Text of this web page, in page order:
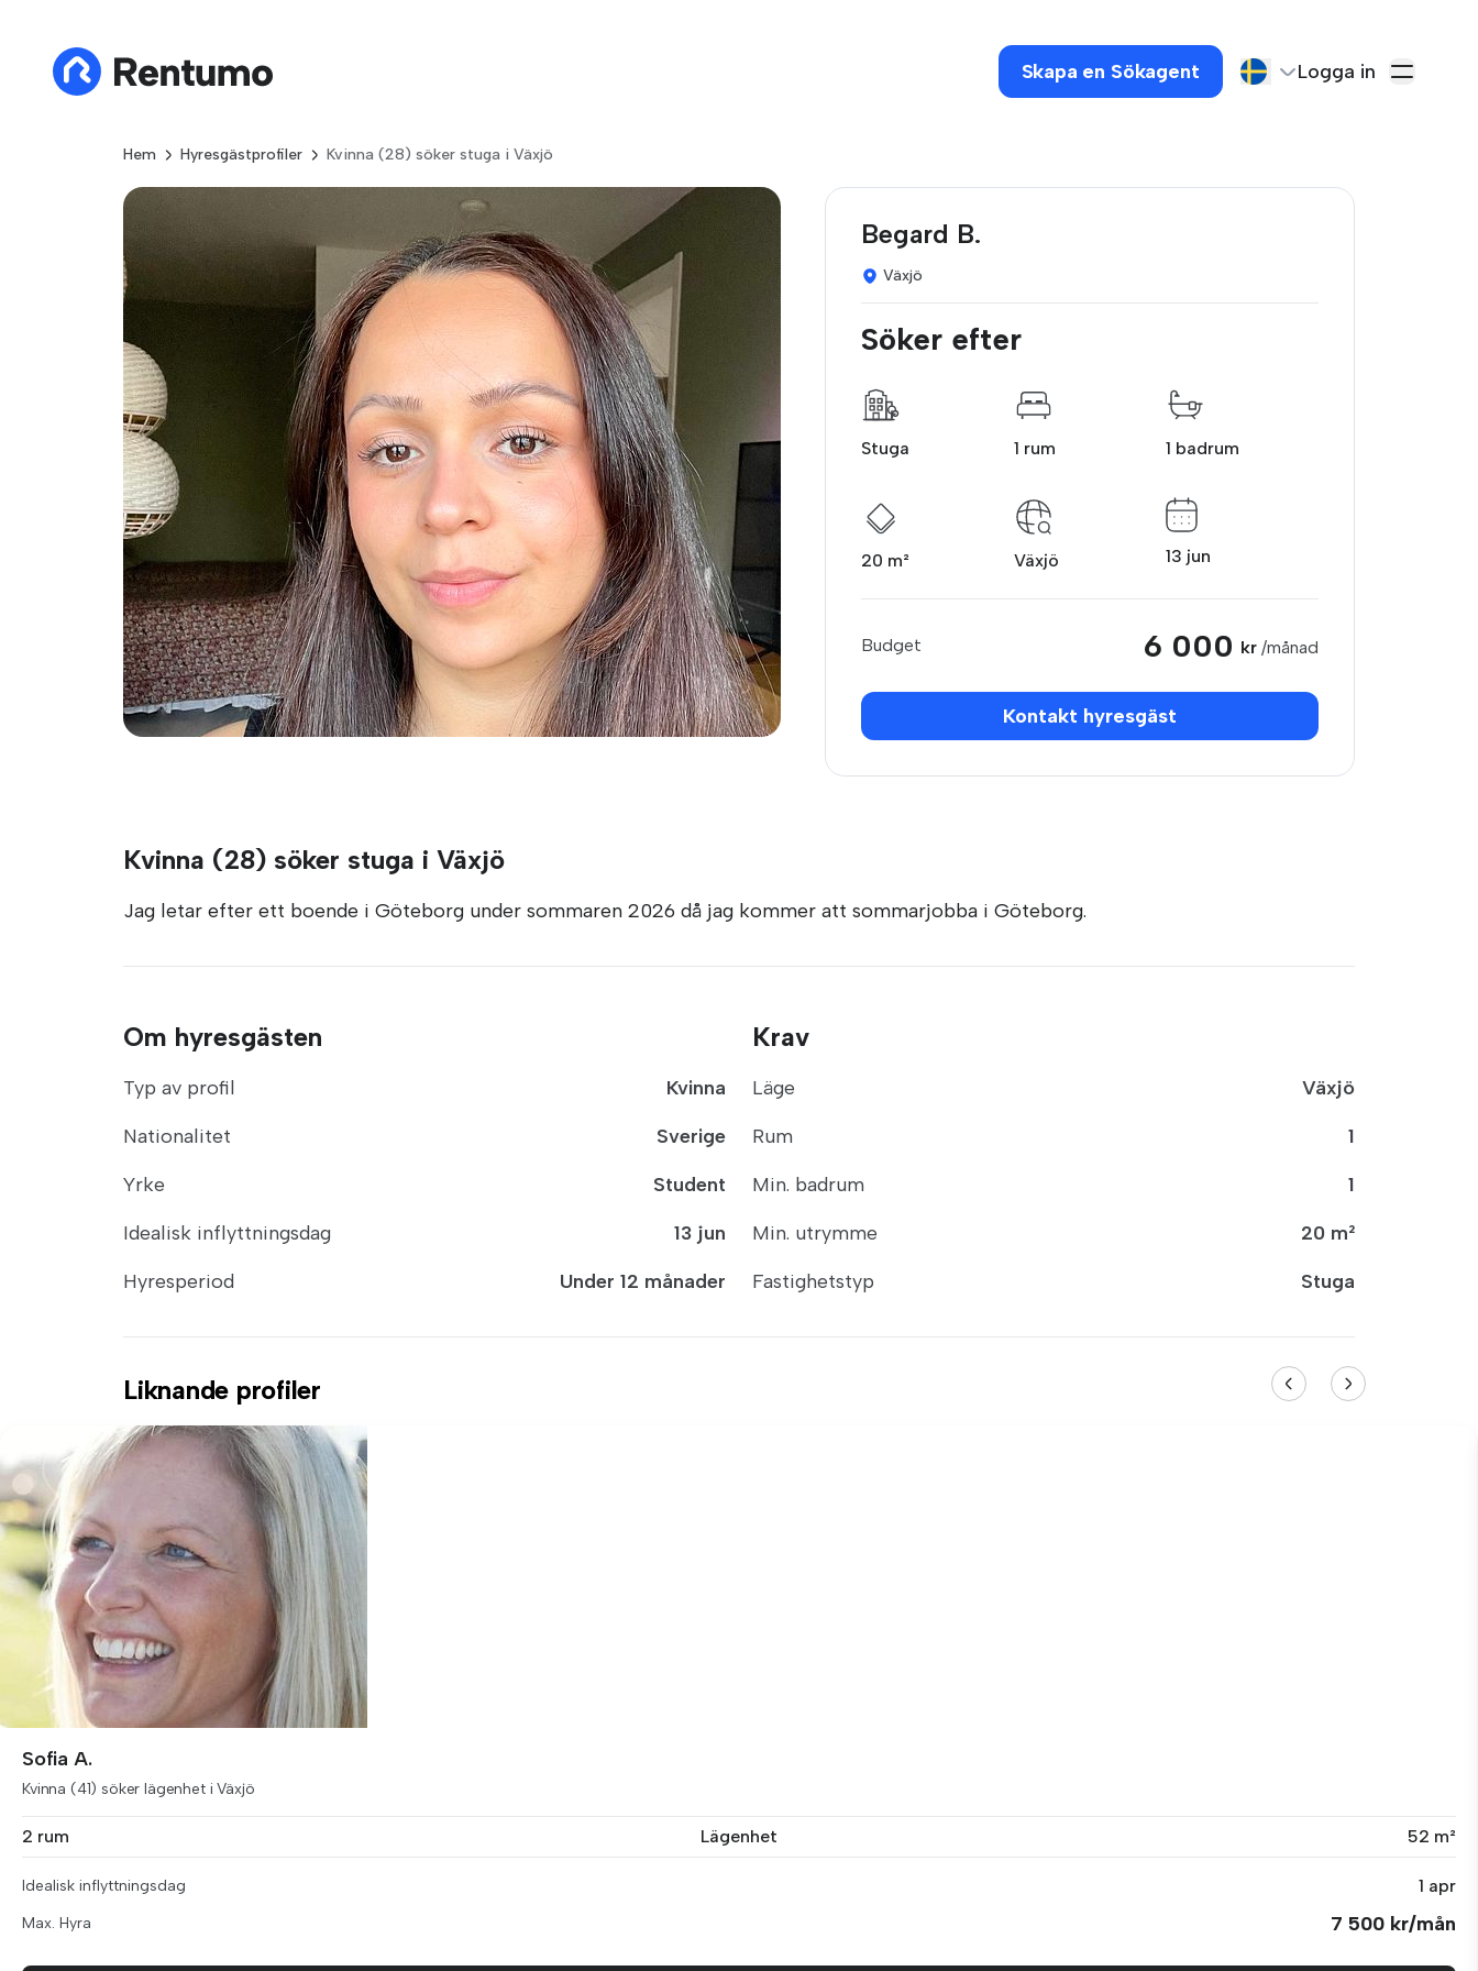
Skapa en Sökagent Logga in
Hem Hyresgästprofiler Kvinna (28) söker stuga i Växjö
Begard B.
Växjö
Söker efter
Stuga 1 rum 1 badrum
20 m² Växjö 13 jun
Budget 6 000 kr /månad
Kontakt hyresgäst
Kvinna (28) söker stuga i Växjö
Jag letar efter ett boende i Göteborg under sommaren 2026 då jag kommer att sommarjobba i Göteborg.
Om hyresgästen
Typ av profil
Kvinna
Nationalitet
Sverige
Yrke
Student
Idealisk inflyttningsdag
13 jun
Hyresperiod
Under 12 månader
Krav
Läge
Växjö
Rum
1
Min. badrum
1
Min. utrymme
20 m²
Fastighetstyp
Stuga
Liknande profiler
Sofia A.
Kvinna (41) söker lägenhet i Växjö
2 rum Lägenhet 52 m²
Idealisk inflyttningsdag 1 apr
Max. Hyra 7 500 kr/mån